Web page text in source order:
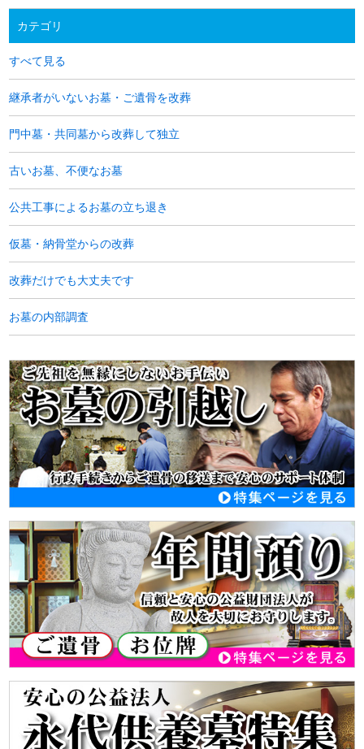
カテゴリ
すべて見る
継承者がいないお墓・ご遺骨を改葬
門中墓・共同墓から改葬して独立
古いお墓、不便なお墓
公共工事によるお墓の立ち退き
仮墓・納骨堂からの改葬
改葬だけでも大丈夫です
お墓の内部調査